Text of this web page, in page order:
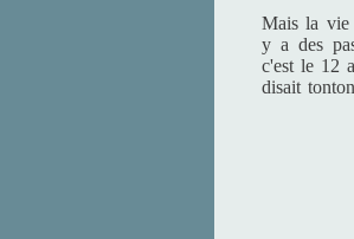
Mais la vie
y a des
c'est le 12
disait